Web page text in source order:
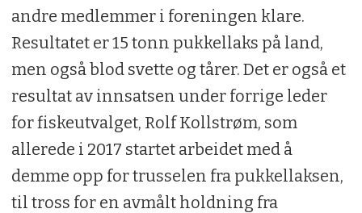
andre medlemmer i foreningen klare.
Resultatet er 15 tonn pukkellaks på land,
men også blod svette og tårer. Det er også et
resultat av innsatsen under forrige leder
for fiskeutvalget, Rolf Kollstrøm, som
allerede i 2017 startet arbeidet med å
demme opp for trusselen fra pukkellaksen,
til tross for en avmålt holdning fra